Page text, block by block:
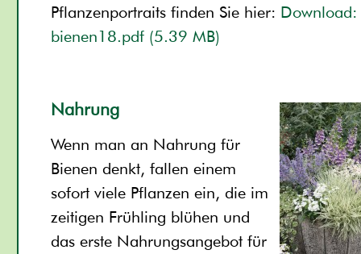
Pflanzenportraits finden Sie hier: Download:
bienen18.pdf (5.39 MB)
Nahrung
Wenn man an Nahrung für
Bienen denkt, fallen einem
sofort viele Pflanzen ein, die im
zeitigen Frühling blühen und
das erste Nahrungsangebot für